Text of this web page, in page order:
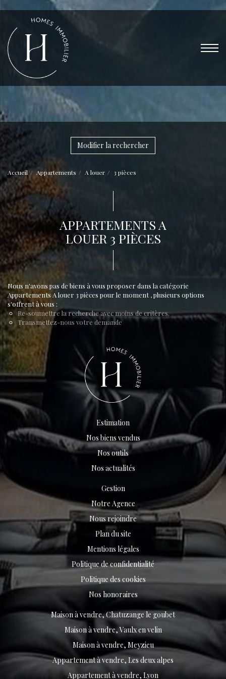
Modifier la rechercher
Accueil Appartements A louer 3 pièces
APPARTEMENTS A
LOUER 3 PIÈCES
Nous n'avons pas de biens à vous proposer dans la catégorie
Appartements A louer 3 pièces pour le moment , plusieurs options
s'offrent à vous :
Re-soumettre la recherche avec moins de critères.
Transmettez-nous votre demande
Estimation
Nos biens vendus
Nos outils
Nos actualités
Gestion
Notre Agence
Nous rejoindre
Plan du site
Mentions légales
Politique de confidentialité
Politique des cookies
Nos honoraires
Maison à vendre, Chatuzange le goubet
Maison à vendre, Vaulx en velin
Maison à vendre, Meyzieu
Appartement à vendre, Les deux alpes
Appartement à vendre, Lyon